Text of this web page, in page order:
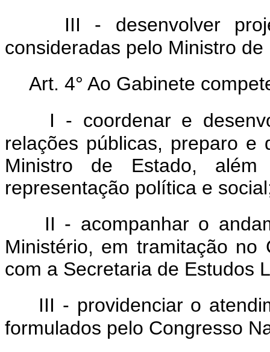
III - desenvolver
consideradas pelo Ministro de
Art. 4° Ao Gabinete
I - coordenar e
relações públicas, preparo e
Ministro de Estado,
representação política e
II - acompanhar o
Ministério, em tramitação no
com a Secretaria de Estudos
III - providenciar o
formulados pelo Congresso